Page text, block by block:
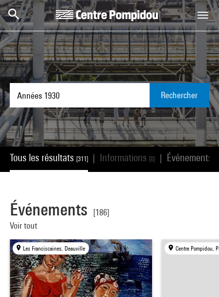
Aller au contenu principal
Centre Pompidou
Rechercher
Tous les résultats [311] Informations [0] Événements
Événements
[186]
Voir tout
Les Franciscaines, Deauville Centre Pompidou,